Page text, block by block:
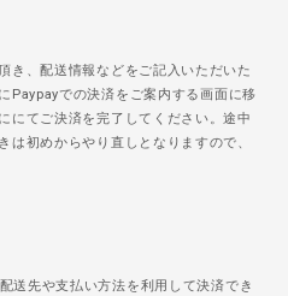
き、配送情報などをご記入いただいた
Paypayでの決済をご案内する画面に移
にてご決済を完了してください。途中
は初めからやり直しとなりますので、
送先や支払い方法を利用して決済でき